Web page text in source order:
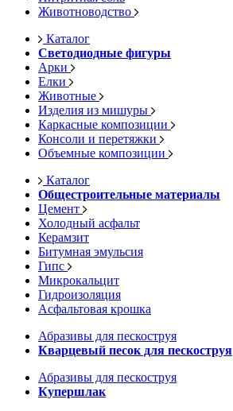
Животноводство
Каталог
Светодиодные фигуры
Арки
Елки
Животные
Изделия из мишуры
Каркасные композиции
Консоли и перетяжки
Объемные композиции
Каталог
Общестроительные материалы
Цемент
Холодный асфальт
Керамзит
Битумная эмульсия
Гипс
Микрокальцит
Гидроизоляция
Асфальтовая крошка
Абразивы для пескоструя
Кварцевый песок для пескоструя
Абразивы для пескоструя
Купершлак